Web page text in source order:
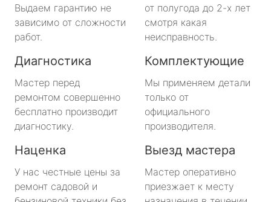
Выдаем гарантию не
зависимо от сложности
работ.
от полугода до 2-х лет
смотря какая
неисправность.
Диагностика
Мастер перед
ремонтом совершенно
бесплатно производит
диагностику.
Комплектующие
Мы применяем детали
только от
официального
производителя.
Наценка
У нас честные цены за
ремонт садовой и
Выезд мастера
Мастер оперативно
приезжает к месту